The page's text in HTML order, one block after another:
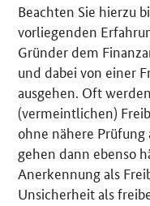
Beachten Sie hierzu
vorliegenden
Gründer dem
und dabei von einer
ausgehen. Oft
(vermeintlichen)
ohne nähere
gehen dann ebenso
Anerkennung als
Unsicherheit als